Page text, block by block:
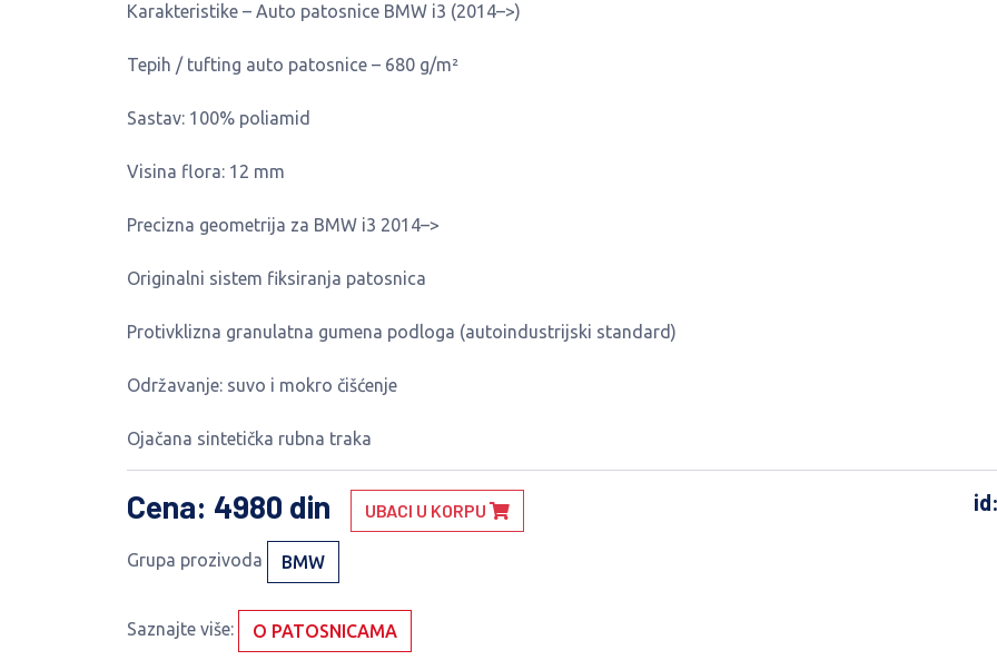
Karakteristike – Auto patosnice BMW i3 (2014–>)
Tepih / tufting auto patosnice – 680 g/m²
Sastav: 100% poliamid
Visina flora: 12 mm
Precizna geometrija za BMW i3 2014–>
Originalni sistem fiksiranja patosnica
Protivklizna granulatna gumena podloga (autoindustrijski standard)
Održavanje: suvo i mokro čišćenje
Ojačana sintetička rubna traka
Cena: 4980 din UBACI U KORPU
Grupa prozivoda BMW
Saznajte više: O PATOSNICAMA